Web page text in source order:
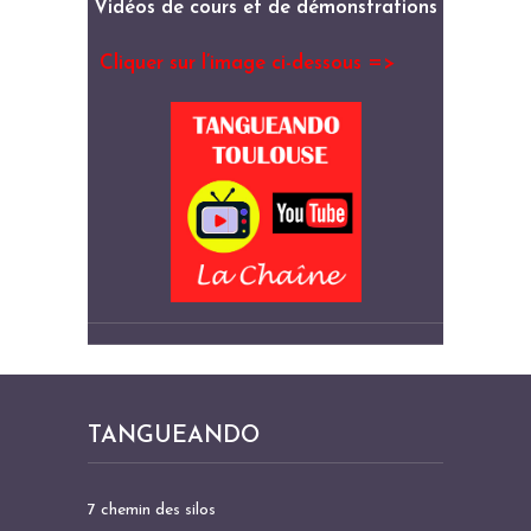
Vidéos de cours et de démonstrations
Cliquer sur l’image ci-dessous =>
TANGUEANDO
7 chemin des silos